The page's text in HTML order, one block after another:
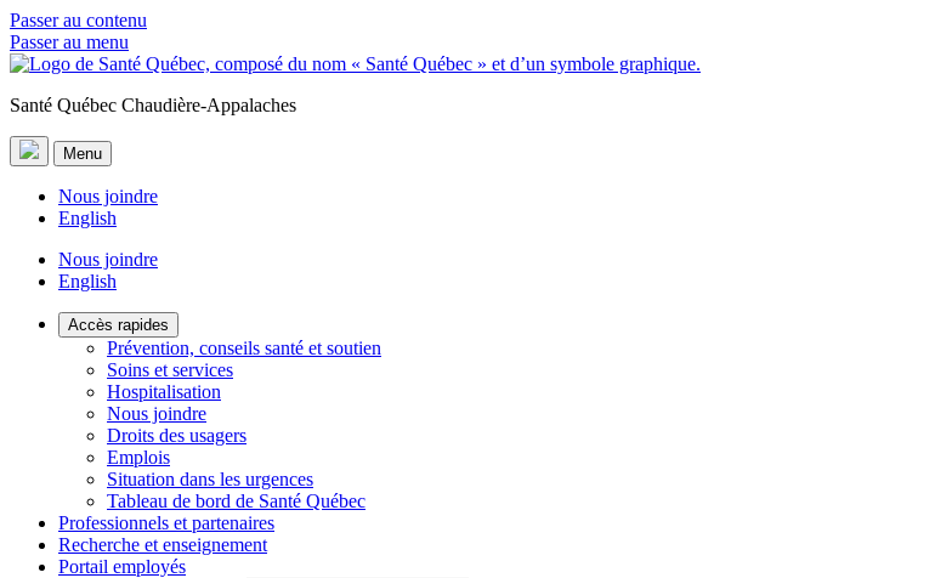
Passer au contenu
Passer au menu
Santé Québec Chaudière-Appalaches
Menu
Nous joindre
English
Nous joindre
English
Accès rapides
Prévention, conseils santé et soutien
Soins et services
Hospitalisation
Nous joindre
Droits des usagers
Emplois
Situation dans les urgences
Tableau de bord de Santé Québec
Professionnels et partenaires
Recherche et enseignement
Portail employés